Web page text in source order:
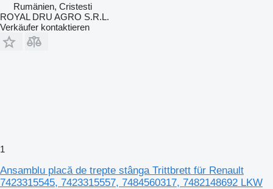
Rumänien, Cristesti
ROYAL DRU AGRO S.R.L.
Verkäufer kontaktieren
1
Ansamblu placă de trepte stânga Trittbrett für Renault
7423315545, 7423315557, 7484560317, 7482148692 LKW